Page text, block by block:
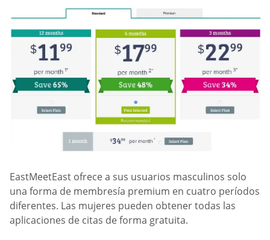
EastMeetEast ofrece a sus usuarios masculinos solo
una forma de membresía premium en cuatro períodos
diferentes. Las mujeres pueden obtener todas las
aplicaciones de citas de forma gratuita.